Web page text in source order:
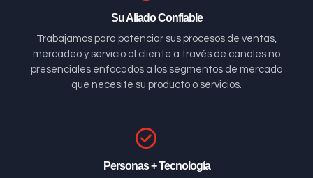
Su Aliado Confiable
Trabajamos para potenciar sus procesos de ventas,
mercadeo y servicio al cliente a través de canales no
presenciales enfocados a los segmentos de mercado
que necesite su producto o servicios.
Personas + Tecnología